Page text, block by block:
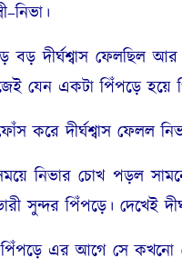
দীর্ঘশ্বাস ফেলছিল আর
যেন একটা পিঁপড়ে
দীর্ঘশ্বাস ফেলল
চোখ পড়ল সামনে।
সুন্দর পিঁপড়ে। দেখেই
এর আগে সে কখনো